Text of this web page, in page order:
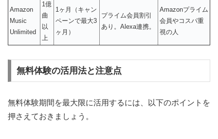
Amazon
Music
Unlimited
1億
曲
以
上
1ヶ月（キャン
ペーンで最大3
ヶ月）
プライム会員割引
あり。Alexa連携。
Amazonプライム
会員やコスパ重
視の人
無料体験の活用法と注意点
無料体験期間を最大限に活用するには、以下のポイントを
押さえておきましょう。